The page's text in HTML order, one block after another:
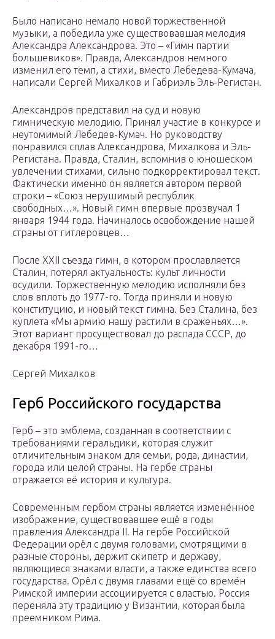
Было написано немало новой торжественной
музыки, а победила уже существовавшая мелодия
Александра Александрова. Это – «Гимн партии
большевиков». Правда, Александров немного
изменил его темп, а стихи, вместо Лебедева-Кумача,
написали Сергей Михалков и Габриэль Эль-Регистан.
Александров представил на суд и новую
гимническую мелодию. Принял участие в конкурсе и
неутомимый Лебедев-Кумач. Но руководству
понравился сплав Александрова, Михалкова и Эль-
Регистана. Правда, Сталин, вспомнив о юношеском
увлечении стихами, сильно подкорректировал текст.
Фактически именно он является автором первой
строки – «Союз нерушимый республик
свободных…». Новый гимн впервые прозвучал 1
января 1944 года. Начиналось освобождение нашей
страны от гитлеровцев…
После XXII съезда гимн, в котором прославляется
Сталин, потерял актуальность: культ личности
осудили. Торжественную мелодию исполняли без
слов вплоть до 1977-го. Тогда приняли и новую
конституцию, и новый текст гимна. Без Сталина, без
куплета «Мы армию нашу растили в сраженьях…».
Этот вариант просуществовал до распада СССР, до
декабря 1991-го…
Сергей Михалков
Герб Российского государства
Герб – это эмблема, созданная в соответствии с
требованиями геральдики, которая служит
отличительным знаком для семьи, рода, династии,
города или целой страны. На гербе страны
отражается её история и культура.
Современным гербом страны является изменённое
изображение, существовавшее ещё в годы
правления Александра II. На гербе Российской
Федерации орёл с двумя головами, смотрящими в
разные стороны, держит скипетр и державу,
являющиеся знаками власти, а также единства всего
государства. Орёл с двумя главами ещё со времён
Римской империи ассоциируется с властью. Россия
переняла эту традицию у Византии, которая была
преемником Рима.